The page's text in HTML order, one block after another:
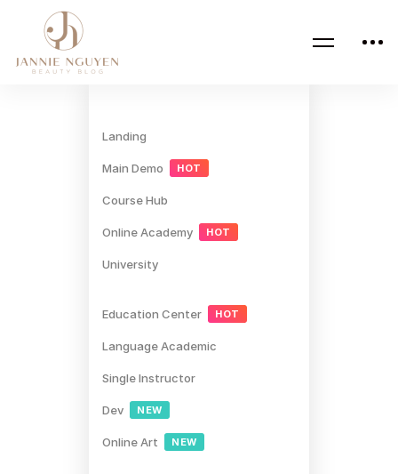
Landing
Main Demo HOT
Course Hub
Online Academy HOT
University
Education Center HOT
Language Academic
Single Instructor
Dev NEW
Online Art NEW